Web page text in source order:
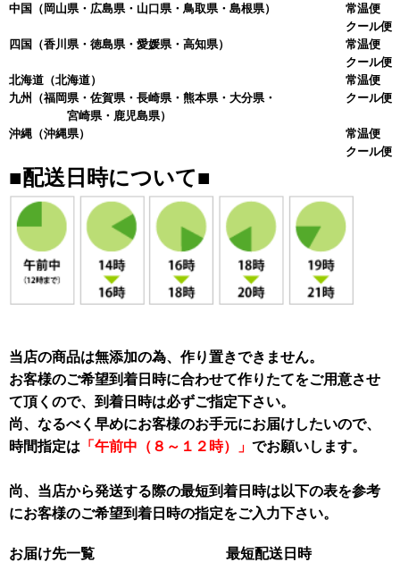
中国 （岡山県・広島県・山口県・鳥取県・島根県）
常温便
クール便
四国
（香川県・徳島県・愛媛県・高知県）
常温便
クール便
北海道 （北海道）
九州
（福岡県・佐賀県・長崎県・熊本県・大分県・
宮崎県・鹿児島県）
常温便
クール便
沖縄 （沖縄県）
常温便
クール便
■配送日時について■
当店の商品は無添加の為、作り置きできません。
お客様のご希望到着日時に合わせて作りたてをご用意させ
て頂くので、到着日時は必ずご指定下さい。
尚、なるべく早めにお客様のお手元にお届けしたいので、
時間指定は 「午前中（８～１２時）」 でお願いします。
尚、当店から発送する際の最短到着日時は以下の表を参考
にお客様のご希望到着日時の指定をご入力下さい。
お届け先一覧 最短配送日時